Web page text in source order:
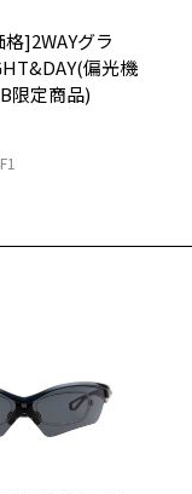
だける逸品。
使いいただけま
ルとも好相性！
ただきやすいア
は、全国の
舗で度数を測定
けます。
]2WAYグラ
偏光機
限定商品)